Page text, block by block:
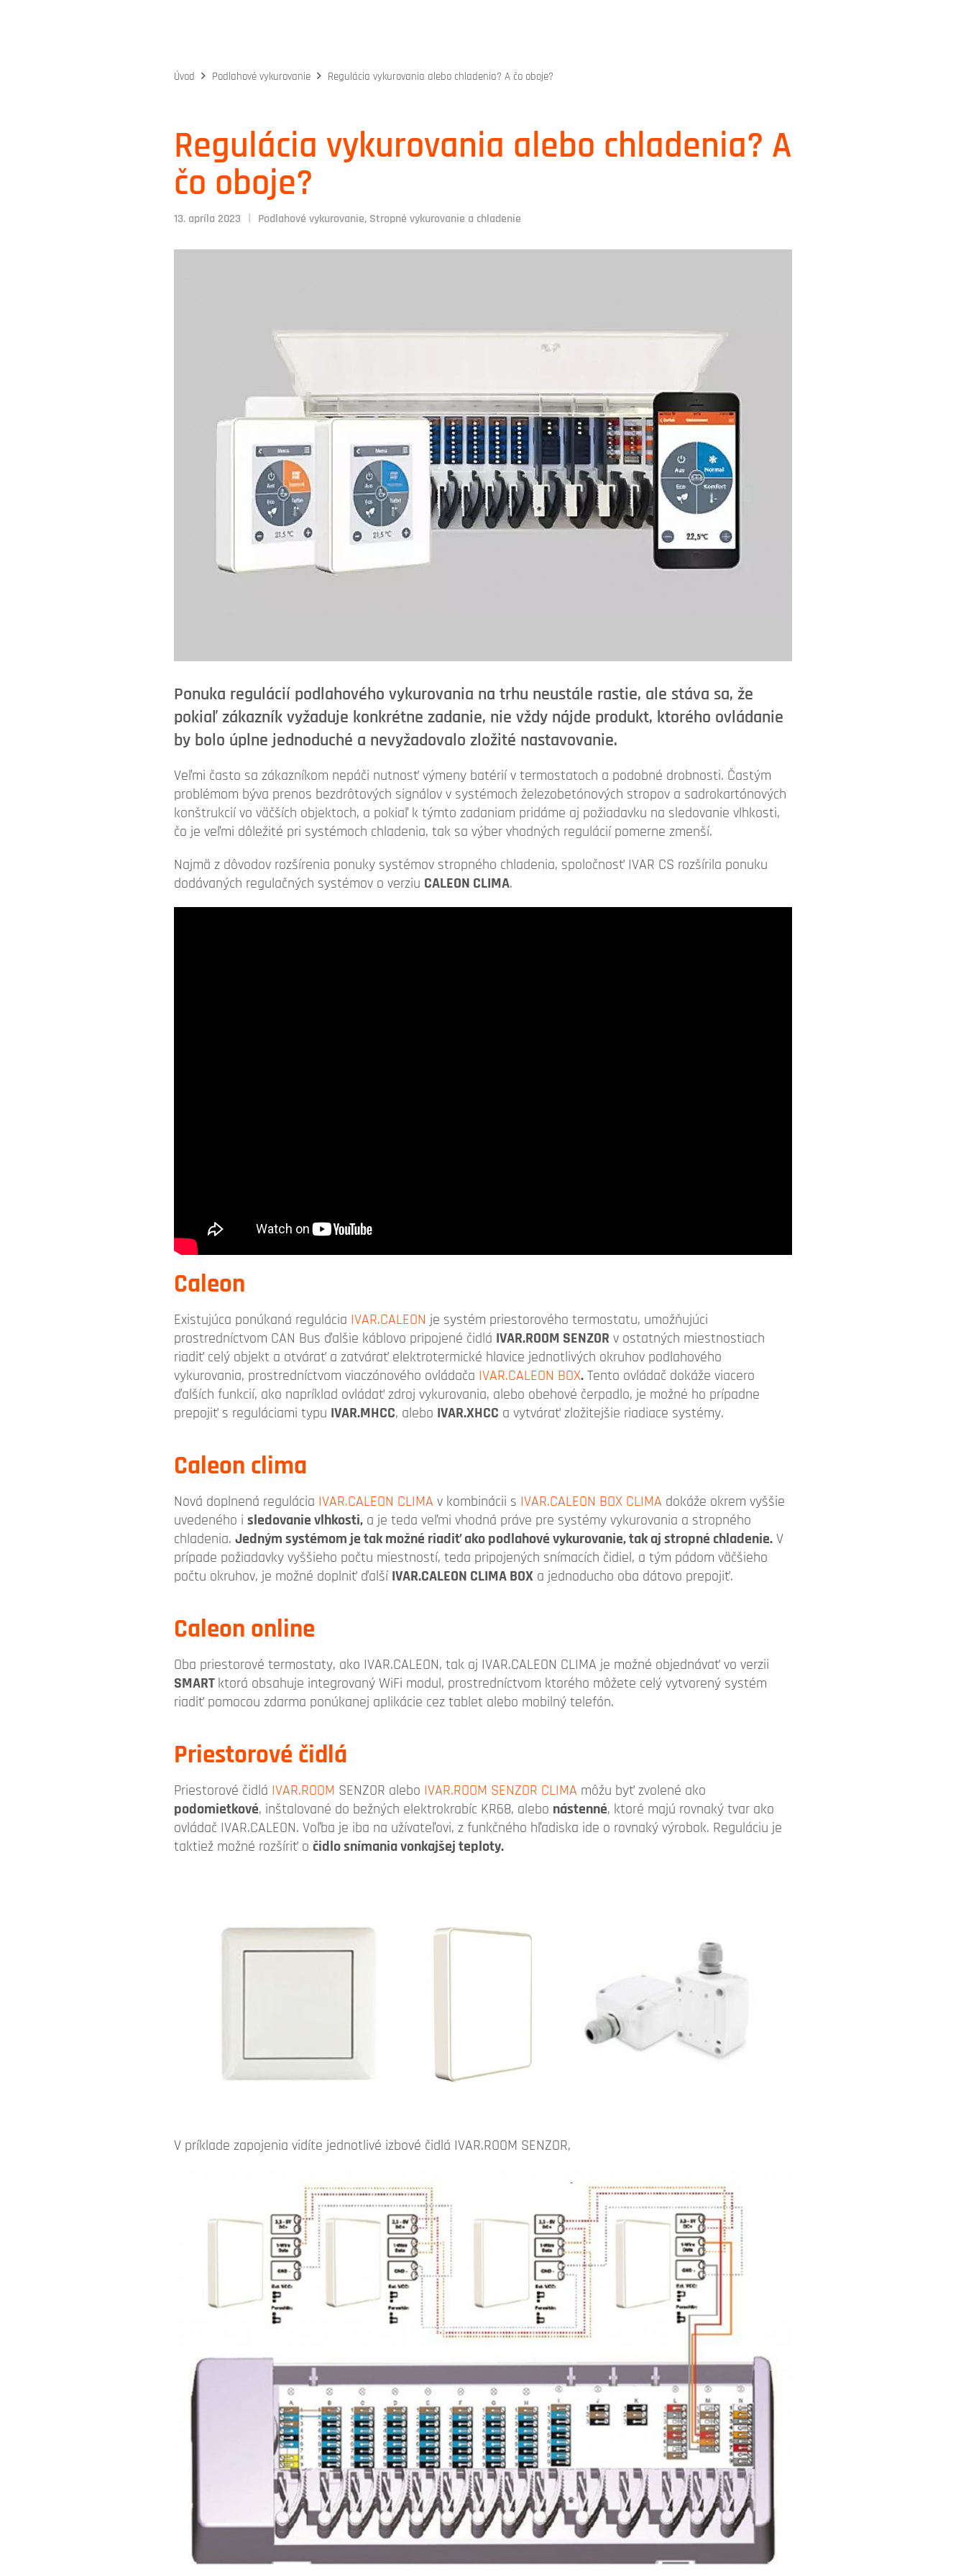
Úvod Podlahové vykurovanie Regulácia vykurovania alebo chladenia? A čo oboje?
Regulácia vykurovania alebo chladenia? A
čo oboje?
13. apríla 2023 | Podlahové vykurovanie, Stropné vykurovanie a chladenie
Ponuka regulácií podlahového vykurovania na trhu neustále rastie, ale stáva sa, že
pokiaľ zákazník vyžaduje konkrétne zadanie, nie vždy nájde produkt, ktorého ovládanie
by bolo úplne jednoduché a nevyžadovalo zložité nastavovanie.
Veľmi často sa zákazníkom nepáči nutnosť výmeny batérií v termostatoch a podobné drobnosti. Častým
problémom býva prenos bezdrôtových signálov v systémoch železobetónových stropov a sadrokartónových
konštrukcií vo väčších objektoch, a pokiaľ k týmto zadaniam pridáme aj požiadavku na sledovanie vlhkosti,
čo je veľmi dôležité pri systémoch chladenia, tak sa výber vhodných regulácií pomerne zmenší.
Najmä z dôvodov rozšírenia ponuky systémov stropného chladenia, spoločnosť IVAR CS rozšírila ponuku
dodávaných regulačných systémov o verziu CALEON CLIMA.
Caleon
Existujúca ponúkaná regulácia IVAR.CALEON je systém priestorového termostatu, umožňujúci
prostredníctvom CAN Bus ďalšie káblovo pripojené čidlá IVAR.ROOM SENZOR v ostatných miestnostiach
riadiť celý objekt a otvárať a zatvárať elektrotermické hlavice jednotlivých okruhov podlahového
vykurovania, prostredníctvom viaczónového ovládača IVAR.CALEON BOX.Tento ovládač dokáže viacero
ďalších funkcií, ako napríklad ovládať zdroj vykurovania, alebo obehové čerpadlo, je možné ho prípadne
prepojiť s reguláciami typu IVAR.MHCC, alebo IVAR.XHCC a vytvárať zložitejšie riadiace systémy.
Caleon clima
Nová doplnená regulácia IVAR.CALEON CLIMA v kombinácii s IVAR.CALEON BOX CLIMA dokáže okrem vyššie
uvedeného i sledovanie vlhkosti, a je teda veľmi vhodná práve pre systémy vykurovania a stropného
chladenia. Jedným systémom je tak možné riadiť ako podlahové vykurovanie, tak aj stropné chladenie.V
prípade požiadavky vyššieho počtu miestností, teda pripojených snímacích čidiel, a tým pádom väčšieho
počtu okruhov, je možné doplniť ďalšíIVAR.CALEON CLIMA BOX a jednoducho oba dátovo prepojiť.
Caleon online
Oba priestorové termostaty, ako IVAR.CALEON, tak aj IVAR.CALEON CLIMA je možné objednávať vo verzii
SMARTktorá obsahuje integrovaný WiFi modul, prostredníctvom ktorého môžete celý vytvorený systém
riadiť pomocou zdarma ponúkanej aplikácie cez tablet alebo mobilný telefón.
Priestorové čidlá
Priestorové čidlá IVAR.ROOM SENZOR alebo IVAR.ROOM SENZOR CLIMA môžu byť zvolené ako
podomietkové, inštalované do bežných elektrokrabíc KR68, alebo nástenné, ktoré majú rovnaký tvar ako
ovládač IVAR.CALEON. Voľba je iba na užívateľovi, z funkčného hľadiska ide o rovnaký výrobok. Reguláciu je
taktiež možné rozšíriť o čidlo snímania vonkajšej teploty.
V príklade zapojenia vidíte jednotlivé izbové čidlá IVAR.ROOM SENZOR,